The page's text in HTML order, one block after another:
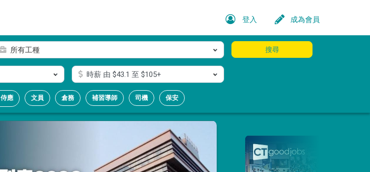
登入 成為會員
所有工種
時薪由 $43.1 至 $105+
搜尋
侍應 文員 倉務 補習導師 司機 保安